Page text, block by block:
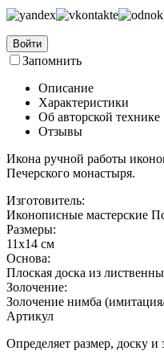
Войти
Запомнить
Описание
Характеристики
Об авторской технике
Отзывы
Икона ручной работы
Печерского монастыря.
Изготовитель:
Иконописные мастерские
Размеры:
11х14 см
Основа:
Плоская доска из
Золочение:
Золочение нимба
Артикул
Определяет размер, доску